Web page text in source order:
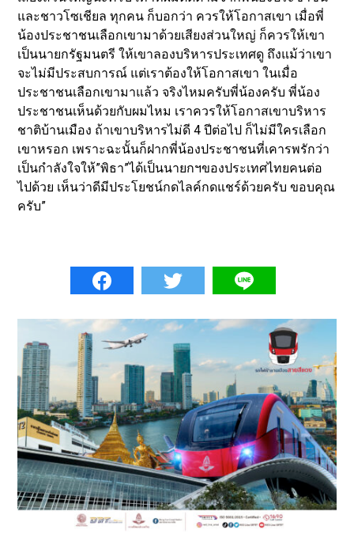
และชาวโซเชียล ทุกคน ก็บอกว่า ควรให้โอกาสเขา เมื่อพี่
น้องประชาชนเลือกเขามาด้วยเสียงส่วนใหญ่ ก็ควรให้เขา
เป็นนายกรัฐมนตรี ให้เขาลองบริหารประเทศดู ถึงแม้ว่าเขา
จะไม่มีประสบการณ์ แต่เราต้องให้โอกาสเขา ในเมื่อ
ประชาชนเลือกเขามาแล้ว จริงไหมครับพี่น้องครับ พี่น้อง
ประชาชนเห็นด้วยกับผมไหม เราควรให้โอกาสเขาบริหาร
ชาติบ้านเมือง ถ้าเขาบริหารไม่ดี 4 ปีต่อไป ก็ไม่มีใครเลือก
เขาหรอก เพราะฉะนั้นก็ฝากพี่น้องประชาชนที่เคารพรักว่า
เป็นกำลังใจให้”พิธา”ได้เป็นนายกฯของประเทศไทยคนต่อ
ไปด้วย เห็นว่าดีมีประโยชน์กดไลค์กดแชร์ด้วยครับ ขอบคุณ
ครับ”